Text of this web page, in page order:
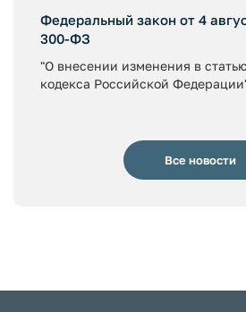
Федеральный закон от 4
300-ФЗ
"О внесении изменения в
кодекса Российской
Все новости